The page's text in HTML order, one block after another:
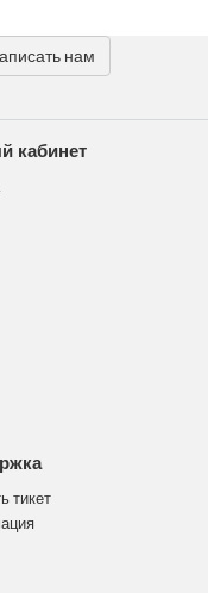
нам
кабинет
тикет